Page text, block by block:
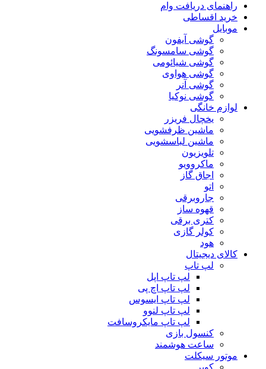
راهنمای دریافت وام
خرید اقساطی
موبایل
گوشی آیفون
گوشی سامسونگ
گوشی شیائومی
گوشی هواوی
گوشی آنر
گوشی نوکیا
لوازم خانگی
یخچال فریزر
ماشین ظرفشویی
ماشین لباسشویی
تلویزیون
ماکروویو
اجاق گاز
اتو
جاروبرقی
قهوه ساز
کتری برقی
کولر گازی
هود
کالای دیجیتال
لپ تاپ
لپ تاپ اپل
لپ تاپ اچ پی
لپ تاپ ایسوس
لپ تاپ لنوو
لپ تاپ مایکروسافت
کنسول بازی
ساعت هوشمند
موتور سیکلت
کویر